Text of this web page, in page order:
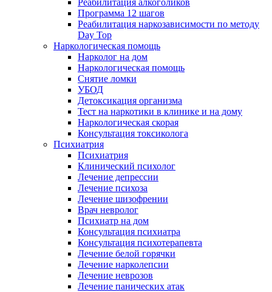
Реабилитация алкоголиков
Программа 12 шагов
Реабилитация наркозависимости по методу
Day Top
Наркологическая помощь
Нарколог на дом
Наркологическая помощь
Снятие ломки
УБОД
Детоксикация организма
Тест на наркотики в клинике и на дому
Наркологическая скорая
Консультация токсиколога
Психиатрия
Психиатрия
Клинический психолог
Лечение депрессии
Лечение психоза
Лечение шизофрении
Врач невролог
Психиатр на дом
Консультация психиатра
Консультация психотерапевта
Лечение белой горячки
Лечение нарколепсии
Лечение неврозов
Лечение панических атак